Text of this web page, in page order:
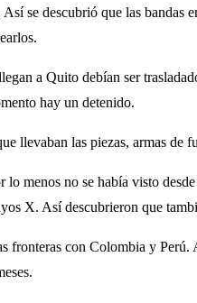
se descubrió que las
a Quito debían ser
hay un detenido.
llevaban las piezas, armas de
menos no se había visto
X. Así descubrieron que
con Colombia y